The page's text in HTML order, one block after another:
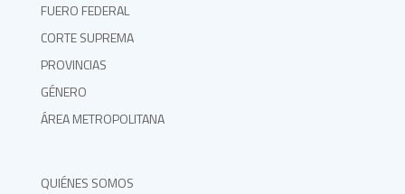
FUERO FEDERAL
CORTE SUPREMA
PROVINCIAS
GÉNERO
ÁREA METROPOLITANA
QUIÉNES SOMOS